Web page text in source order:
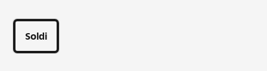
Sostegni
Soldi